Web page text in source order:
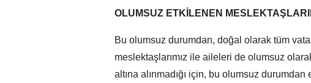
OLUMSUZ ETKİLENEN
Bu olumsuz durumdan, doğal olarak tüm
meslektaşlarımız ile aileleri de olumsuz
altına alınmadığı için, bu olumsuz